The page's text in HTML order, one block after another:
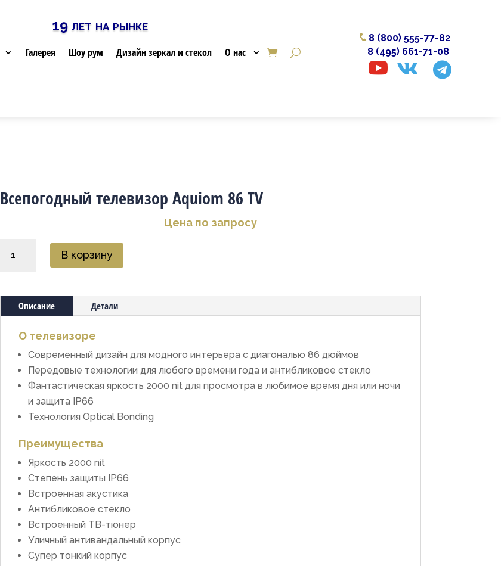
19 лет на рынке
Галерея Шоу рум Дизайн зеркал и стекол О нас
8 (800) 555-77-82
8 (495) 661-71-08
  
Всепогодный телевизор Aquiom 86 TV
Цена по запросу
Количество
товара
Aquiom
86
В корзину
Описание Детали
О телевизоре
Современный дизайн для модного интерьера с диагональю 86 дюймов
Передовые технологии для любого времени года и антибликовое стекло
Фантастическая яркость 2000 nit для просмотра в любимое время дня или ночи
и защита IP66
Технология Optical Bonding
Преимущества
Яркость 2000 nit
Степень защиты IP66
Встроенная акустика
Антибликовое стекло
Встроенный ТВ-тюнер
Уличный антивандальный корпус
Супер тонкий корпус